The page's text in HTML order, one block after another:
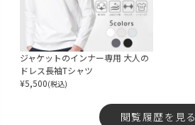
ジャケットのインナー専用 大人の
ドレス長袖Tシャツ
¥5,500(税込)
閲覧履歴を見る